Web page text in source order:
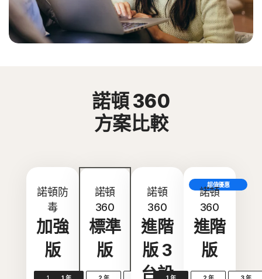
諾頓 360
方案比較
諾頓防
毒
加強
版
諾頓
360
標準
版
諾頓
360
進階
版 3
台設
超值優惠
諾頓
360
進階
版